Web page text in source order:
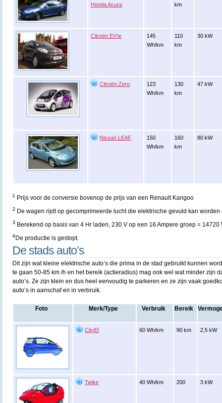
Honda Acura
km
Citroën EV’ie
145
Wh/km
110
km
30 kW
Citroën Zero
123
Wh/km
130
km
47 kW
Nissan LEAF
150
Wh/km
160
km
80 kW
1 Prijs voor de conversie bovenop de prijs van een Renault Kangoo
2 De wagen rijdt op gecomprimeerde lucht die elektrische gevuld kan worden
3 Berekend op basis van 4 Hr laden, 230 V op een 16 Ampere groep = 14720
4De productie is gestopt.
De stads auto’s
Dit zijn wat kleine elektrische auto’s die prima in de stad gebruikt kunnen
te gaan 50-85 km /h en het bereik (actieradius) mag ook wel wat minder zijn
auto’s. Ze zijn klein en dus heel eenvoudig te parkeren en ze zijn vaak
auto’s in aanschaf en in verbruik.
Foto Merk/Type Verbruik Bereik
CityEl 60 Wh/km 90 km 2,5 kW
Twike 40 Wh/km 200 3 kW